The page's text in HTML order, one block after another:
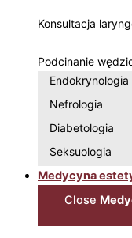
Konsultacja
Podcinanie
Endokrynologia
Nefrologia
Diabetologia
Seksuologia
Medycyna
Close